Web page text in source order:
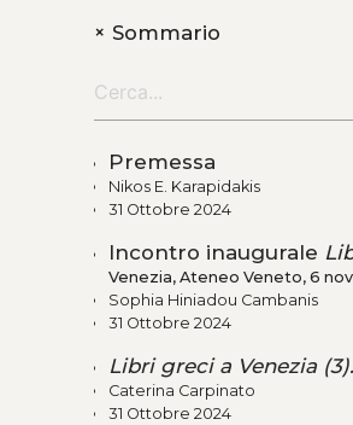
+Sommario
Premessa
Nikos E. Karapidakis
31 Ottobre 2024
Incontro inaugurale
Venezia, Ateneo Veneto, 6
Sophia Hiniadou Cambanis
31 Ottobre 2024
Libri greci a Venezia
Caterina Carpinato
31 Ottobre 2024